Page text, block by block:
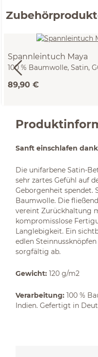
Spannleintuch Maya
100 % Baumwolle, Satin,
90 x 200 x 19/22 cm)
89,90 €
Sanft einschlafen
Die unifarbene Satin-
sehr zartes Gefühl auf
Geborgenheit spendet.
Baumwolle. Die
vereint Zurückhaltung
kompromisslose
Langlebigkeit. Ein
edlen
sorgfältig ab.
Gewicht: 120 g/m2
Verarbeitung: 100 %
Indien. Gefertigt in